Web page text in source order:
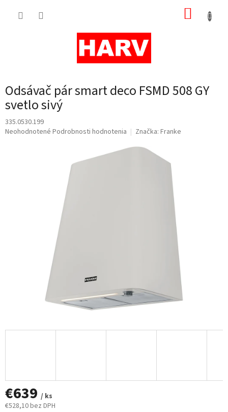
Odsávač pár smart deco FSMD 508 GY
svetlo sivý
335.0530.199
Priemerné
Neohodnotené Podrobnosti hodnotenia Značka: Franke
€639 / ks
€528,10 bez DPH